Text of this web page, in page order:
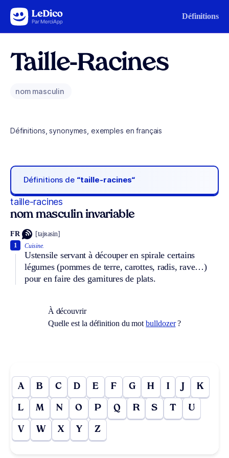
Aller au contenu Définitions
Taille-Racines
nom masculin
Définitions, synonymes, exemples en français
Définitions de “taille-racines“
taille-racines
nom masculin invariable
FR [tajʀasin]
Cuisine.
Ustensile servant à découper en spirale certains
légumes (pommes de terre, carottes, radis, rave…)
pour en faire des garnitures de plats.
1
À découvrir
Quelle est la définition du motbulldozer?
A B C D E F G H I J K
L M N O P Q R S T U
V W X Y Z